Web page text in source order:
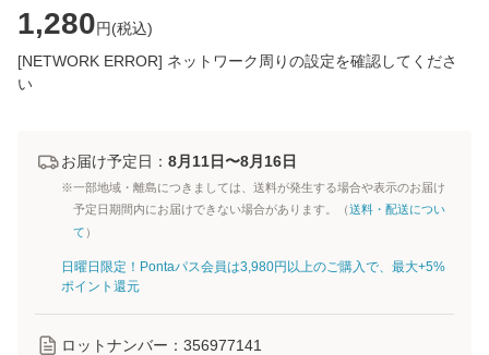
1,280円(税込)
[NETWORK ERROR] ネットワーク周りの設定を確認してくださ
い
お届け予定日： 8月11日〜8月16日
※一部地域・離島につきましては、送料が発生する場合や表示のお届け
予定日期間内にお届けできない場合があります。（送料・配送につい
て ）
日曜日限定！Pontaパス会員は3,980円以上のご購入で、最大+5%
ポイント還元
ロットナンバー： 356977141